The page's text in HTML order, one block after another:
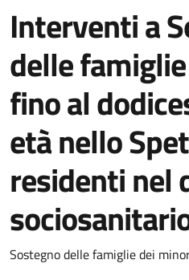
Interventi a
delle
fino al
età nello
residenti nel
Dettagli della
Sostegno delle famiglie dei